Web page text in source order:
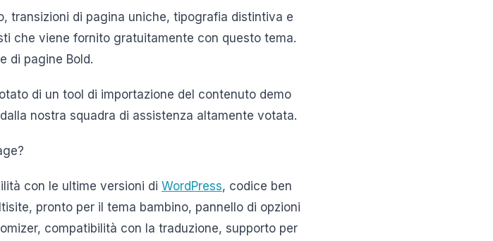
transizioni di pagina uniche, tipografia distintiva e
che viene fornito gratuitamente con questo tema.
di pagine Bold.
di un tool di importazione del contenuto demo
nostra squadra di assistenza altamente votata.
con le ultime versioni di WordPress, codice ben
pronto per il tema bambino, pannello di opzioni
compatibilità con la traduzione, supporto per